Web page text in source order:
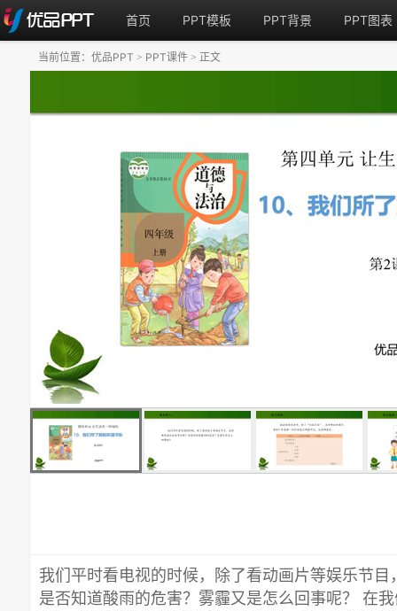
首页 PPT模板 PPT背景 PPT图表
我们平时看电视的时候，除了看动画片等娱乐节
是否知道酸雨的危害？雾霾又是怎么回事呢？ 在
当前位置： 优品PPT > PPT课件 > 正文